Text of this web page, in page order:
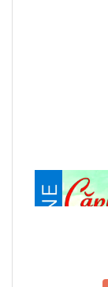
1 x CAPITAN
JULES